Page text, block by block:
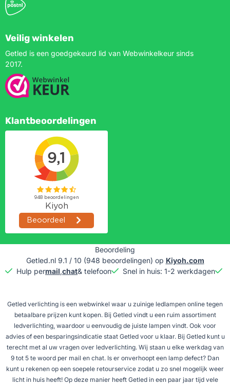
Veilig winkelen
Getled is een goedgekeurd lid van Webwinkelkeur sinds
2017.
Klantbeoordelingen
Beoordeling
Getled.nl 9.1 / 10 (948 beoordelingen) op Kiyoh.com
Hulp permail,chat& telefoon Snel in huis: 1-2 werkdagen
Getled verlichting is een webwinkel waar u zuinige ledlampen online tegen
betaalbare prijzen kunt kopen. Bij Getled vindt u een ruim assortiment
ledverlichting, waardoor u eenvoudig de juiste lampen vindt. Ook voor
advies of een besparingsindicatie staat Getled voor u klaar. Bij Getled kunt u
terecht met al uw vragen over ledverlichting. Wij staan u elke werkdag van
9 tot 5 te woord per mail en chat. Is er onverhoopt een lamp defect? Dan
kunt u rekenen op een soepele retourservice zodat u zo snel mogelijk weer
licht in huis heeft! Op deze manier heeft Getled in een paar jaar tijd vele